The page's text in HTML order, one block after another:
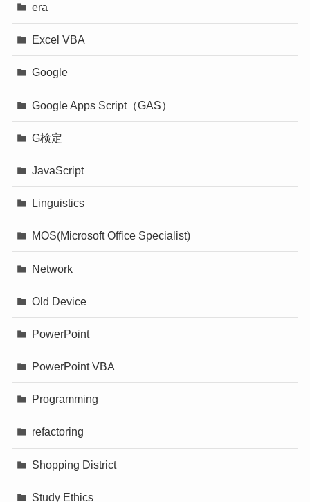
era
Excel VBA
Google
Google Apps Script（GAS）
G検定
JavaScript
Linguistics
MOS(Microsoft Office Specialist)
Network
Old Device
PowerPoint
PowerPoint VBA
Programming
refactoring
Shopping District
Study Ethics